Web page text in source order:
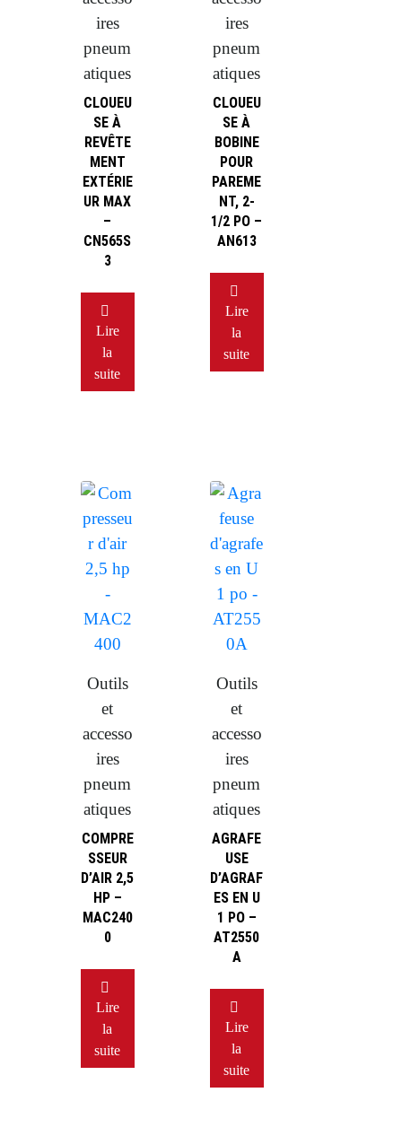
ires
pneum
atiques
CLOUEU
SE À
REVÊTE
MENT
EXTÉRIE
UR MAX
–
CN565S
3
Lire
la
suite
ires
pneum
atiques
CLOUEU
SE À
BOBINE
POUR
PAREME
NT, 2-
1/2 PO –
AN613
Lire
la
suite
Outils
et
accesso
ires
pneum
atiques
COMPRE
SSEUR
D’AIR 2,5
HP –
MAC240
0
Lire
la
suite
Outils
et
accesso
ires
pneum
atiques
AGRAFE
USE
D’AGRAF
ES EN U
1 PO –
AT2550
A
Lire
la
suite